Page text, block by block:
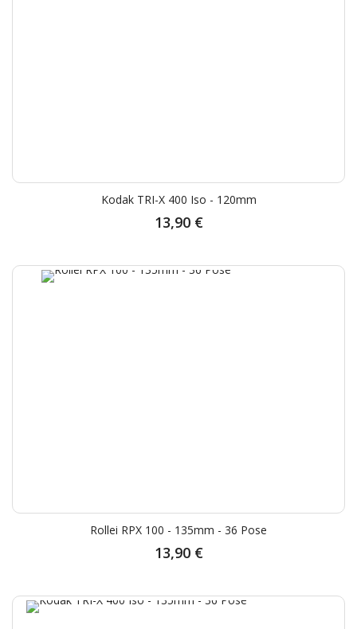
Kodak TRI-X 400 Iso - 120mm
13,90 €
Rollei RPX 100 - 135mm - 36 Pose
13,90 €